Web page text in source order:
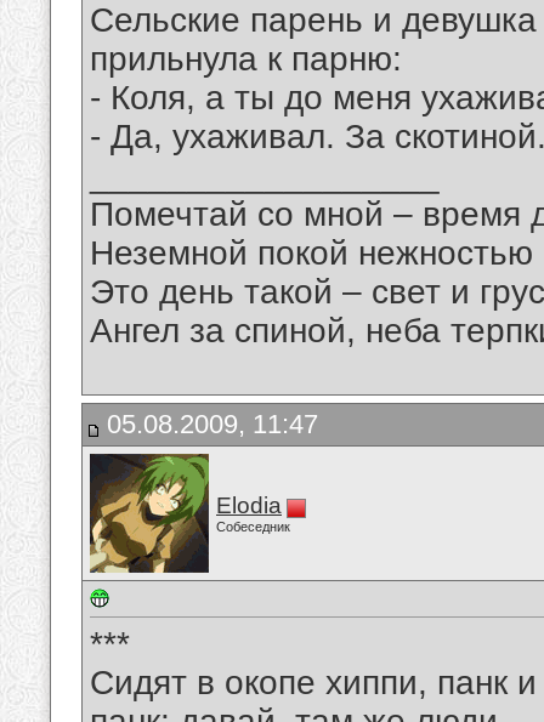
Сельские парень и
прильнула к парню:
- Коля, а ты до меня
- Да, ухаживал. За
Помечтай со мной – время
Неземной покой нежностью
Это день такой – свет и
Ангел за спиной, неба
05.08.2009, 11:47
Elodia
Собеседник
***
Сидят в окопе хиппи, панк